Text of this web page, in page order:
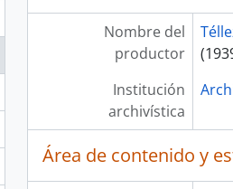
Nombre del
productor
Institución
archivística
Área de contenido y